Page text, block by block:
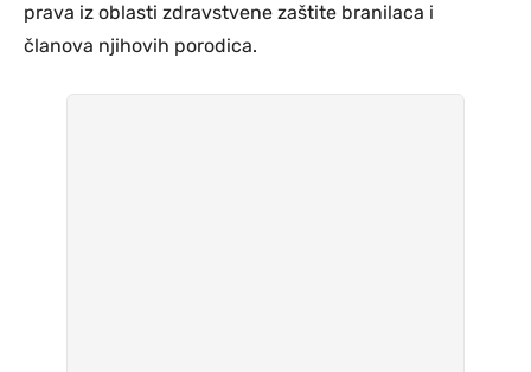
prava iz oblasti zdravstvene zaštite branilaca i
članova njihovih porodica.